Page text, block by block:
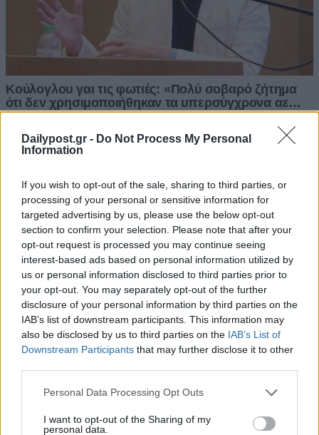
Dailypost.gr - Do Not Process My Personal
Information
If you wish to opt-out of the sale, sharing to third parties, or
processing of your personal or sensitive information for
targeted advertising by us, please use the below opt-out
section to confirm your selection. Please note that after your
opt-out request is processed you may continue seeing
interest-based ads based on personal information utilized by
us or personal information disclosed to third parties prior to
your opt-out. You may separately opt-out of the further
disclosure of your personal information by third parties on the
IAB’s list of downstream participants. This information may
also be disclosed by us to third parties on the IAB’s List of
Downstream Participants that may further disclose it to other
Personal Data Processing Opt Outs
I want to opt-out of the Sharing of my
personal data.